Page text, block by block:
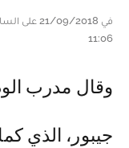
11:06
وقال مدرب
جيبور، الذي